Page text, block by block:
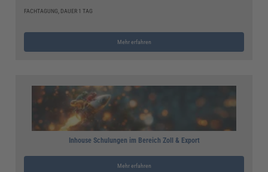
FACHTAGUNG, DAUER 1 TAG
Mehr erfahren
Inhouse Schulungen im Bereich Zoll & Export
Mehr erfahren